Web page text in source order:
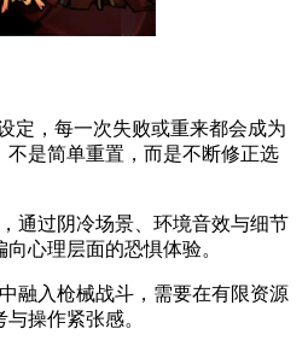
，每一次失败或重来都会成为
是简单重置，而是不断修正选
过阴冷场景、环境音效与细节
心理层面的恐惧体验。
入枪械战斗，需要在有限资源
操作紧张感。